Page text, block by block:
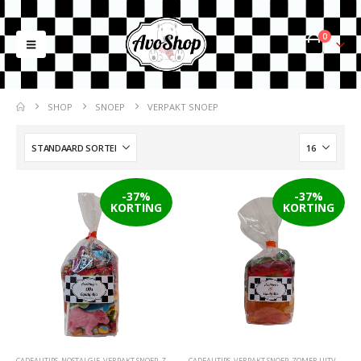
0
SHOP SNOEP VERPAKT SNOEP
-37%
KORTING
-37%
KORTING